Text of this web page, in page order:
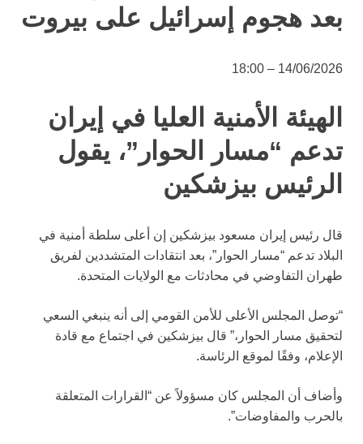
بعد هجوم إسرائيل على بيروت
14/06/2026 – 18:00
الهيئة الأمنية العليا في إيران
تدعم “مسار الحوار”، يقول
الرئيس بيزشكين
قال رئيس إيران مسعود بيزشكين إن أعلى سلطة أمنية في
البلاد تدعم “مسار الحوار”، بعد انتقادات المتشددين لفريق
طهران التفاوضي في محادثات مع الولايات المتحدة.
“توصل المجلس الأعلى للأمن القومي إلى أنه ينبغي السعي
لتحقيق مسار الحوار،” قال بيزشكين في اجتماع مع قادة
الإعلام، وفقًا لموقع الرئاسة.
وأضاف أن المجلس كان مسؤولاً عن “القرارات المتعلقة
بالحرب والمفاوضات”.